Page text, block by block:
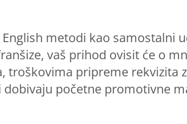
metodi kao samostalni
vaš prihod ovisit će o
troškovima pripreme rekvizita
početne promotivne